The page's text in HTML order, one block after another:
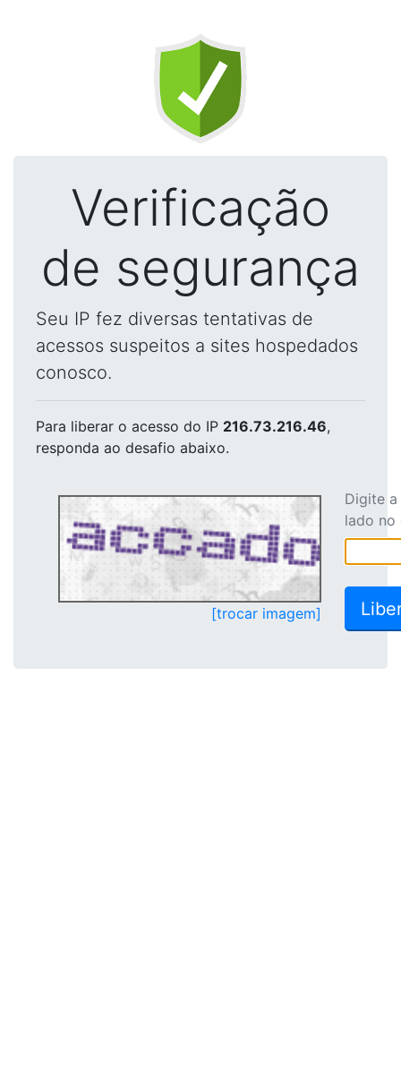
Verificação
de segurança
Seu IP fez diversas tentativas de
acessos suspeitos a sites hospedados
conosco.
Para liberar o acesso do IP 216.73.216.46,
responda ao desafio abaixo.
[trocar imagem]
Digite
lado no